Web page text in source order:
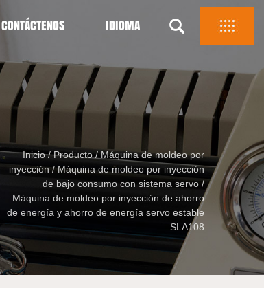
CONTÁCTENOS IDIOMA
Inicio/Producto /Máquina de moldeo por
inyección / Máquina de moldeo por inyección
de bajo consumo con sistema servo /
Máquina de moldeo por inyección de ahorro
de energía y ahorro de energía servo estable
SLA108